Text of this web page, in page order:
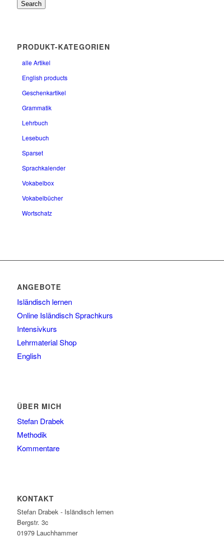
Search
PRODUKT-KATEGORIEN
alle Artikel
English products
Geschenkartikel
Grammatik
Lehrbuch
Lesebuch
Sparset
Sprachkalender
Vokabelbox
Vokabelbücher
Wortschatz
ANGEBOTE
Isländisch lernen
Online Isländisch Sprachkurs
Intensivkurs
Lehrmaterial Shop
English
ÜBER MICH
Stefan Drabek
Methodik
Kommentare
KONTAKT
Stefan Drabek - Isländisch lernen
Bergstr. 3c
01979 Lauchhammer